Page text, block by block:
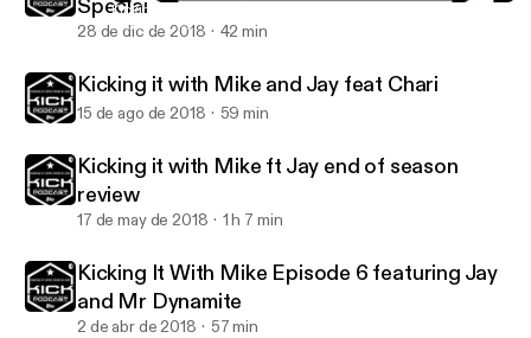
Kicking It With Mike Episode 6 featuring Jay and Mr Dynamite
Kicking it with Mike and Jay
Special
28 de dic de 2018 42 min
Kicking it with Mike and Jay feat Chari
15 de ago de 2018 59 min
Kicking it with Mike ft Jay end of season
review
17 de may de 2018 1 h 7 min
Kicking It With Mike Episode 6 featuring Jay
and Mr Dynamite
2 de abr de 2018 57 min